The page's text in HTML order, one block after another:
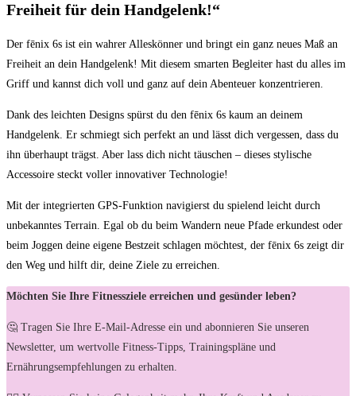
Freiheit für dein Handgelenk!“
Der fēnix‍ 6s ​ist ⁢ein wahrer ‍Alleskönner und bringt ein ganz neues ‍Maß⁤ an
‌Freiheit an dein Handgelenk! Mit diesem smarten Begleiter hast du⁢ alles im
⁣Griff und kannst​ dich voll und ganz auf dein Abenteuer konzentrieren.
Dank des leichten Designs⁢ spürst du den fēnix 6s kaum an deinem
⁤Handgelenk. ‍Er schmiegt sich perfekt ‍an⁣ und lässt ⁤dich ‌vergessen, ‍dass du
⁤ihn überhaupt‍ trägst. Aber lass ⁤dich nicht ⁤täuschen​ – dieses stylische
Accessoire steckt voller innovativer Technologie!
Mit‌ der integrierten ‌GPS-Funktion​ navigierst ​du spielend leicht ​durch
unbekanntes Terrain. ​Egal ob du ‌beim Wandern neue Pfade erkundest oder‍
beim⁣ Joggen deine eigene Bestzeit schlagen ⁤möchtest, der ‍fēnix 6s zeigt dir
den⁤ Weg und hilft dir, ⁣deine ‌Ziele zu erreichen.
Möchten Sie Ihre Fitnessziele erreichen und gesünder leben?
🤔 Tragen Sie Ihre E-Mail-Adresse ein und abonnieren Sie unseren
Newsletter, um wertvolle Fitness-Tipps, Trainingspläne und
Ernährungsempfehlungen zu erhalten.